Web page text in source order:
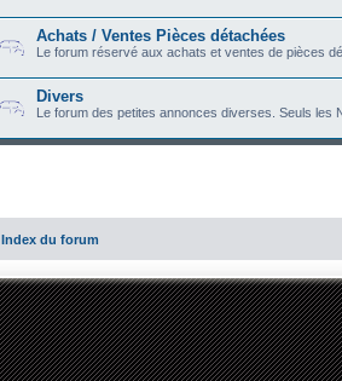
Achats / Ventes Pièces détachées
Le forum réservé aux achats et ventes de pièces
Divers
Le forum des petites annonces diverses. Seuls les
Index du forum